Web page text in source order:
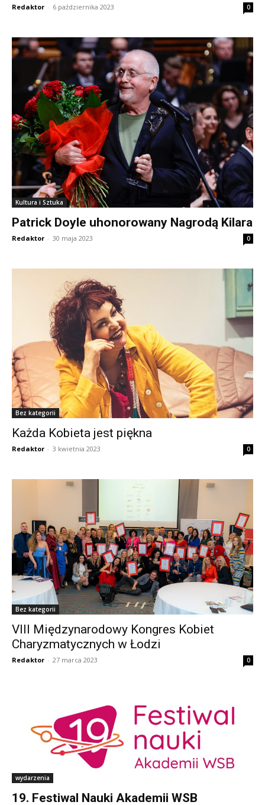
Redaktor - 6 października 2023 0
Kultura i Sztuka
Patrick Doyle uhonorowany Nagrodą Kilara
Redaktor - 30 maja 2023 0
Bez kategorii
Każda Kobieta jest piękna
Redaktor - 3 kwietnia 2023 0
Bez kategorii
VIII Międzynarodowy Kongres Kobiet
Charyzmatycznych w Łodzi
Redaktor - 27 marca 2023 0
wydarzenia
19. Festiwal Nauki Akademii WSB